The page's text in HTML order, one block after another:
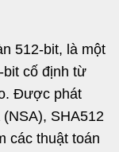
512-bit, là một
bit cố định từ
Được phát
SHA512
các thuật toán